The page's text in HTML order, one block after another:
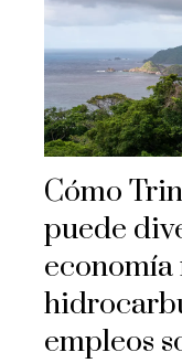
Cómo
puede
economía
empleos